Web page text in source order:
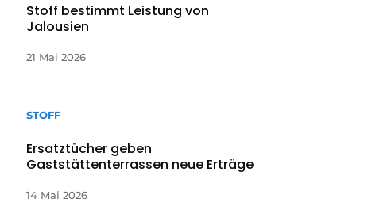
Stoff bestimmt Leistung von
Jalousien
21 Mai 2026
STOFF
Ersatztücher geben
Gaststättenterrassen neue Erträge
14 Mai 2026